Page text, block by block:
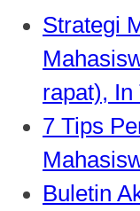
Strategi
rapat),
7 Tips
Buletin